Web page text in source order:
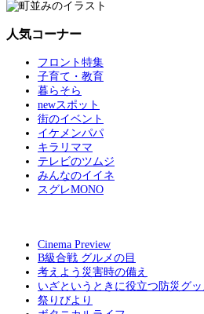
人気コーナー
フロント特集
子育て・教育
暮らそら
newスポット
街のイベント
イケメンパパ
キラリママ
テレビのツムジ
みんなのイイネ
スグレMONO
Cinema Preview
B級合戦 グルメの目
考えよう災害時の備え
いざというときに役立つ防災グ
祭りびより